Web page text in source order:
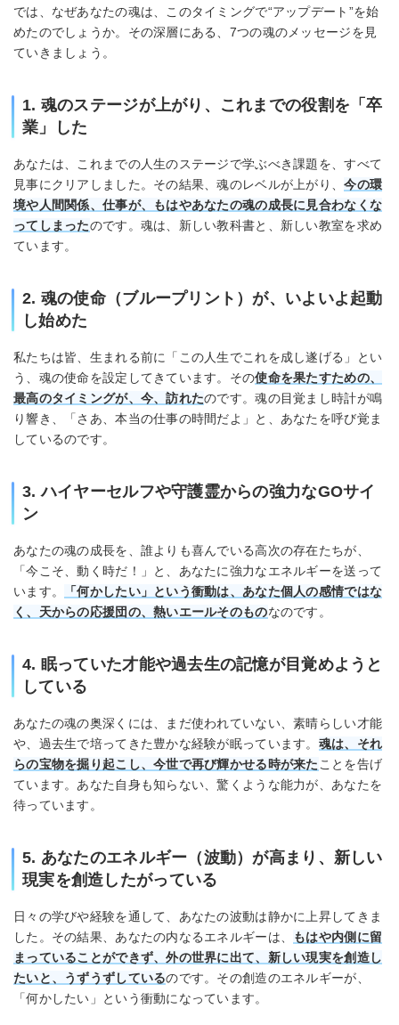
では、なぜあなたの魂は、このタイミングで“アップデート”を始
めたのでしょうか。その深層にある、7つの魂のメッセージを見
ていきましょう。
1. 魂のステージが上がり、これまでの役割を「卒
業」した
あなたは、これまでの人生のステージで学ぶべき課題を、すべて
見事にクリアしました。その結果、魂のレベルが上がり、今の環
境や人間関係、仕事が、もはやあなたの魂の成長に見合わなくな
ってしまったのです。魂は、新しい教科書と、新しい教室を求め
ています。
2. 魂の使命（ブループリント）が、いよいよ起動
し始めた
私たちは皆、生まれる前に「この人生でこれを成し遂げる」とい
う、魂の使命を設定してきています。その使命を果たすための、
最高のタイミングが、今、訪れたのです。魂の目覚まし時計が鳴
り響き、「さあ、本当の仕事の時間だよ」と、あなたを呼び覚ま
しているのです。
3. ハイヤーセルフや守護霊からの強力なGOサイ
ン
あなたの魂の成長を、誰よりも喜んでいる高次の存在たちが、
「今こそ、動く時だ！」と、あなたに強力なエネルギーを送って
います。
「何かしたい」という衝動は、あなた個人の感情ではな
く、天からの応援団の、熱いエールそのものなのです。
4. 眠っていた才能や過去生の記憶が目覚めようと
している
あなたの魂の奥深くには、まだ使われていない、素晴らしい才能
や、過去生で培ってきた豊かな経験が眠っています。 魂は、それ
らの宝物を掘り起こし、今世で再び輝かせる時が来た ことを告げ
ています。あなた自身も知らない、驚くような能力が、あなたを
待っています。
5. あなたのエネルギー（波動）が高まり、新しい
現実を創造したがっている
日々の学びや経験を通して、あなたの波動は静かに上昇してきま
した。その結果、あなたの内なるエネルギーは、
もはや内側に留
まっていることができず、外の世界に出て、新しい現実を創造し
たいと、うずうずしているのです。その創造のエネルギーが、
「何かしたい」という衝動になっています。